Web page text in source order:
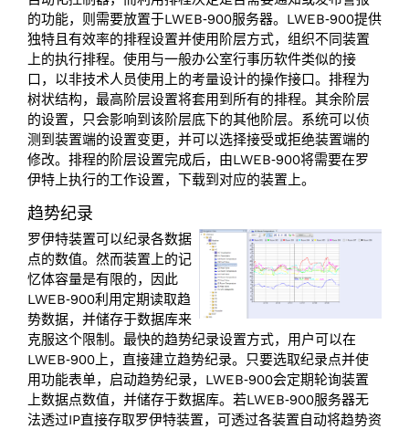
的功能，则需要放置于LWEB‑900服务器。LWEB‑900提供
独特且有效率的排程设置并使用阶层方式，组织不同装置
上的执行排程。使用与一般办公室行事历软件类似的接
口，以非技术人员使用上的考量设计的操作接口。排程为
树状结构，最高阶层设置将套用到所有的排程。其余阶层
的设置，只会影响到该阶层底下的其他阶层。系统可以侦
测到装置端的设置变更，并可以选择接受或拒绝装置端的
修改。排程的阶层设置完成后，由LWEB‑900将需要在罗
伊特上执行的工作设置，下载到对应的装置上。
趋势纪录
罗伊特装置可以纪录各数据
点的数值。然而装置上的记
忆体容量是有限的，因此
LWEB‑900利用定期读取趋
势数据，并储存于数据库来
克服这个限制。最快的趋势纪录设置方式，用户可以在
LWEB‑900上，直接建立趋势纪录。只要选取纪录点并使
用功能表单，启动趋势纪录，LWEB‑900会定期轮询装置
上数据点数值，并储存于数据库。若LWEB‑900服务器无
法透过IP直接存取罗伊特装置，可透过各装置自动将趋势资